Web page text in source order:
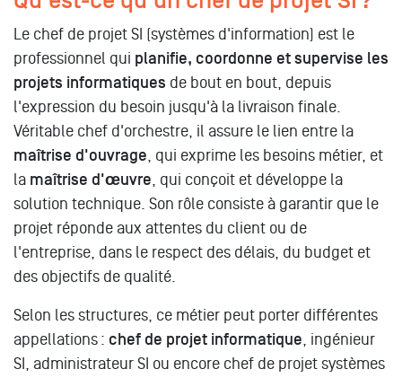
Le chef de projet SI (systèmes d'information) est le
professionnel qui planifie, coordonne et supervise les
projets informatiques de bout en bout, depuis
l'expression du besoin jusqu'à la livraison finale.
Véritable chef d'orchestre, il assure le lien entre la
maîtrise d'ouvrage, qui exprime les besoins métier, et
la maîtrise d'œuvre, qui conçoit et développe la
solution technique. Son rôle consiste à garantir que le
projet réponde aux attentes du client ou de
l'entreprise, dans le respect des délais, du budget et
des objectifs de qualité.
Selon les structures, ce métier peut porter différentes
appellations : chef de projet informatique, ingénieur
SI, administrateur SI ou encore chef de projet systèmes